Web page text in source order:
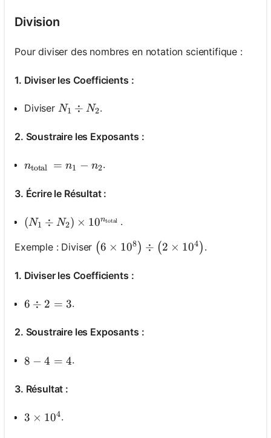
Division
Pour diviser des nombres en notation scientifique :
1. Diviser les Coefficients :
Diviser N_1 \div N_2
N1 ÷ N2.
2. Soustraire les Exposants :
n_{\text {total }}=n_1-n_2
ntotal = n1 − n2.
3. Écrire le Résultat :
\left(N_1 \div N_2\right) \times 10^{n_{\text
(N1 ÷ N2) × 10ntotal .
Exemple : Diviser \left(6 \times 10^8\right)
(6 × 108 ) ÷ (2 × 104) .
1. Diviser les Coefficients :
6 \div 2=3
6 ÷ 2 = 3.
2. Soustraire les Exposants :
8-4=4
8 − 4 = 4.
3. Résultat :
3 \times 10^4
3 × 104.